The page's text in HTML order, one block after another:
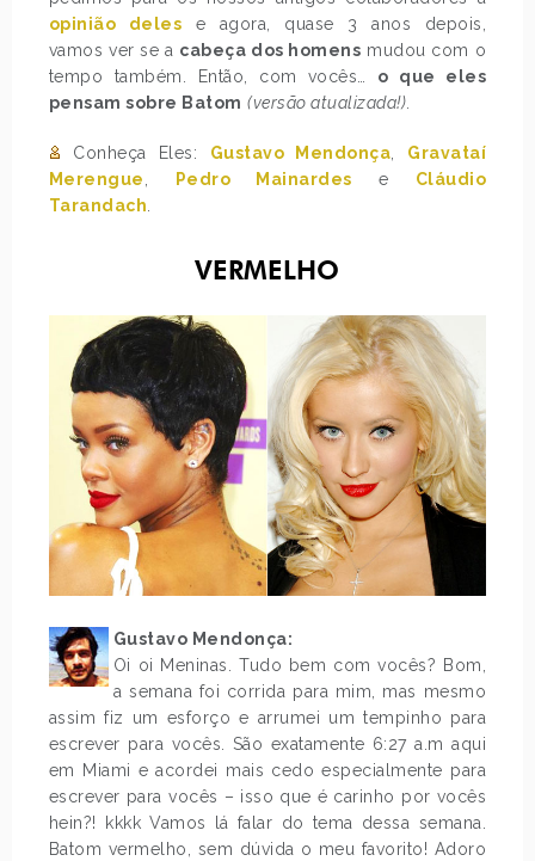
opinião deles e agora, quase 3 anos depois,
vamos ver se a cabeça dos homens mudou com o
tempo também. Então, com vocês… o que eles
pensam sobre Batom (versão atualizada!)
Conheça Eles: Gustavo Mendonça
Gravataí
Merengue
Pedro Mainardes e Cláudio
Tarandach
VERMELHO
Gustavo Mendonça:
Oi oi Meninas. Tudo bem com vocês? Bom,
a semana foi corrida para mim, mas mesmo
assim fiz um esforço e arrumei um tempinho para
escrever para vocês. São exatamente 6:27 a.m aqui
em Miami e acordei mais cedo especialmente para
escrever para vocês – isso que é carinho por vocês
hein?! kkkk Vamos lá falar do tema dessa semana.
Batom vermelho, sem dúvida o meu favorito! Adoro